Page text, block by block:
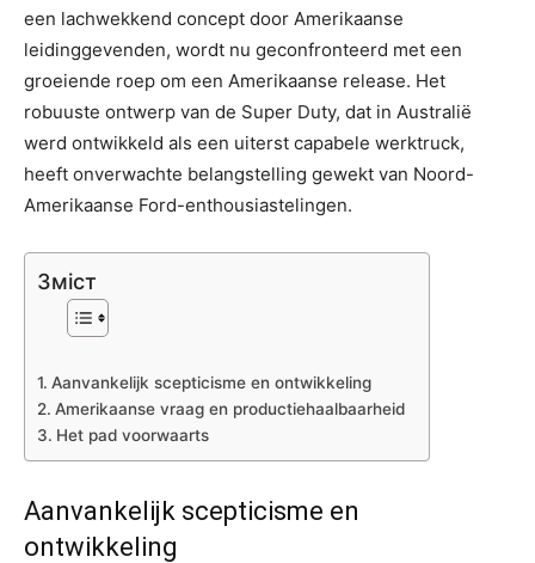
een lachwekkend concept door Amerikaanse
leidinggevenden, wordt nu geconfronteerd met een
groeiende roep om een Amerikaanse release. Het
robuuste ontwerp van de Super Duty, dat in Australië
werd ontwikkeld als een uiterst capabele werktruck,
heeft onverwachte belangstelling gewekt van Noord-
Amerikaanse Ford-enthousiastelingen.
Зміст
Aanvankelijk scepticisme en ontwikkeling
Amerikaanse vraag en productiehaalbaarheid
Het pad voorwaarts
Aanvankelijk scepticisme en
ontwikkeling